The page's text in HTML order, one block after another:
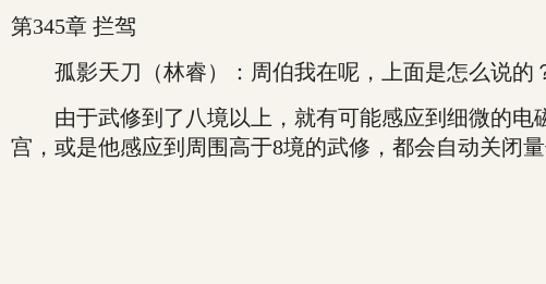
第345章 拦驾
孤影天刀（林睿）：周伯我在呢，上面是怎么说的
由于武修到了八境以上，就有可能感应到细微的电
宫，或是他感应到周围高于8境的武修，都会自动关闭量